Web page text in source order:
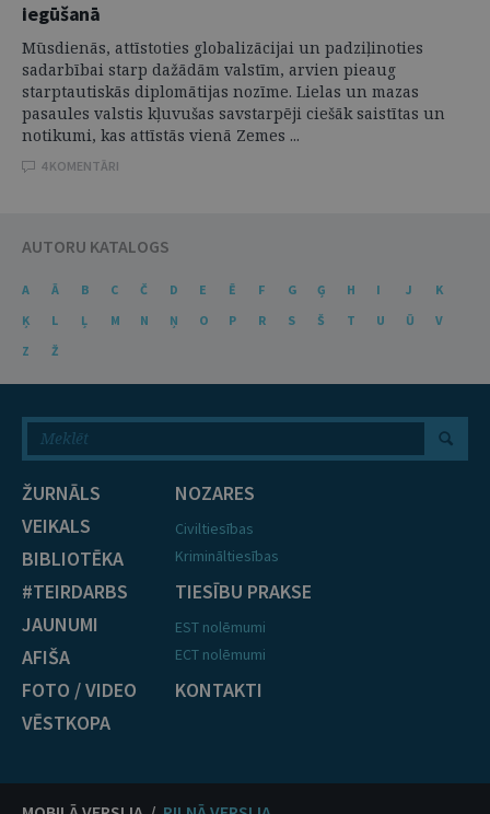
iegūšanā
Mūsdienās, attīstoties globalizācijai un padziļinoties
sadarbībai starp dažādām valstīm, arvien pieaug
starptautiskās diplomātijas nozīme. Lielas un mazas
pasaules valstis kļuvušas savstarpēji ciešāk saistītas un
notikumi, kas attīstās vienā Zemes ...
4 KOMENTĀRI
AUTORU KATALOGS
A Ā B C Č D E Ē F G Ģ H I J
K
Ķ
L Ļ M N Ņ O P R S Š T U Ū
V
Z
Ž
ŽURNĀLS
VEIKALS
BIBLIOTĒKA
#TEIRDARBS
JAUNUMI
AFIŠA
FOTO / VIDEO
VĒSTKOPA
NOZARES
Civiltiesības
Krimināltiesības
TIESĪBU PRAKSE
EST nolēmumi
ECT nolēmumi
KONTAKTI